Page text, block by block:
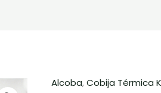
Alcoba,Cobija Térmica
Cobija